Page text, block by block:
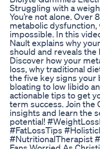
Struggling with a
You’re not alone.
metabolic dysfunction,
impossible. In this
Nault explains why
should and reveals
Discover how your
loss, why traditional
the five key signs your
bloating to low libido
actionable tips to get
term success. Join the
insights and learn the
potential!
#FatLossTips
#NutritionalTherapist